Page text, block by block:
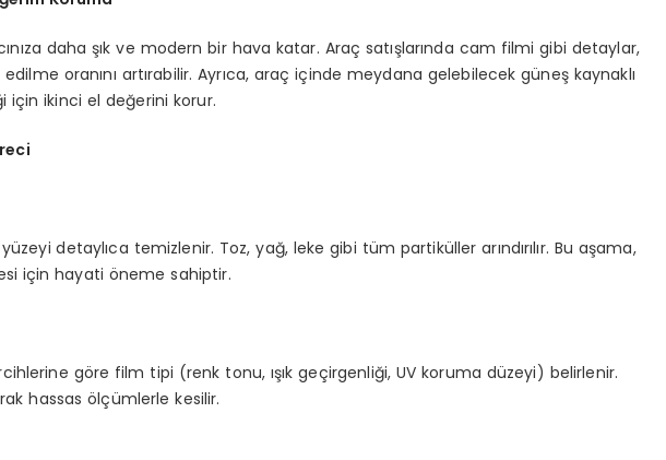
daha şık ve modern bir hava katar. Araç satışlarında cam filmi gibi detaylar,
oranını artırabilir. Ayrıca, araç içinde meydana gelebilecek güneş kaynaklı
için ikinci el değerini korur.
detaylıca temizlenir. Toz, yağ, leke gibi tüm partiküller arındırılır. Bu aşama,
için hayati öneme sahiptir.
göre film tipi (renk tonu, ışık geçirgenliği, UV koruma düzeyi) belirlenir.
hassas ölçümlerle kesilir.